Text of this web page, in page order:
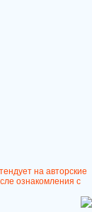
на авторские
ознакомления с